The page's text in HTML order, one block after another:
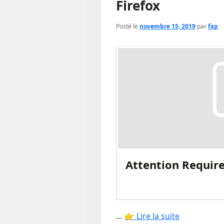
Firefox
Posté le novembre 15, 2019 parfxp
Attention
… 👉 Lire la suite